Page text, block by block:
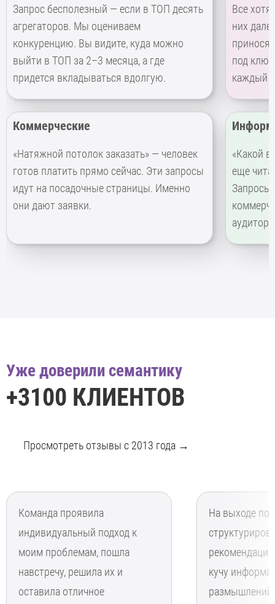
Запрос бесполезный — если в ТОП десять
агрегаторов. Мы оцениваем
конкуренцию. Вы видите, куда можно
выйти в ТОП за 2–3 месяца, а где
придется вкладываться вдолгую.
Все
них
под
каждый
Коммерческие
«Натяжной потолок заказать» — человек
готов платить прямо сейчас. Эти запросы
идут на посадочные страницы. Именно
они дают заявки.
«Какой
еще
Запросы
Уже доверили семантику
+3100 КЛИЕНТОВ
Просмотреть отзывы с 2013 года →
Команда проявила
индивидуальный подход к
моим проблемам, пошла
навстречу, решила их и
оставила отличное
На выходе
кучу